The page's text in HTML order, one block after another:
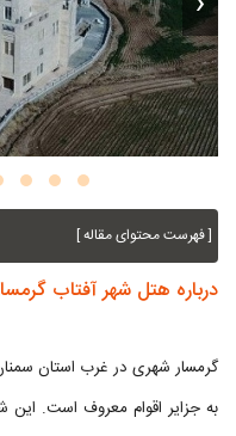
[ فهرست محتوای مقاله ]
درباره هتل شهر آفتاب
گرمسار شهری در غرب استان
به جزایر اقوام معروف است.